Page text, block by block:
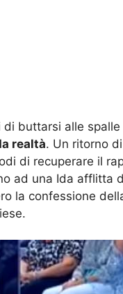
buttarsi alle
realtà. Un ritorno
di recuperare il
ad una Ida afflitta
la confessione